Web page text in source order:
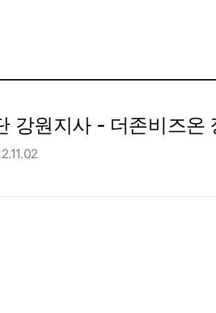
강원지사 - 더존비즈온